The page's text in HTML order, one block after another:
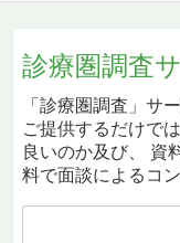
診療圏調査
「診療圏調査」サ
ご提供するだけで
良いのか及び、 資
料で面談によるコ